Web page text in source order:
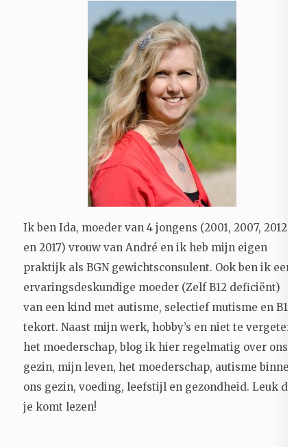
Ik ben Ida, moeder van 4 jongens (2001, 2007, 2012
en 2017) vrouw van André en ik heb mijn eigen
praktijk als BGN gewichtsconsulent. Ook ben ik een
ervaringsdeskundige moeder (Zelf B12 deficiënt)
van een kind met autisme, selectief mutisme en B12
tekort. Naast mijn werk, hobby’s en niet te vergeten
het moederschap, blog ik hier regelmatig over ons
gezin, mijn leven, het moederschap, autisme binnen
ons gezin, voeding, leefstijl en gezondheid. Leuk dat
je komt lezen!